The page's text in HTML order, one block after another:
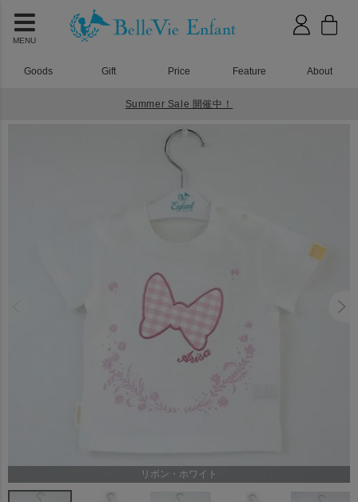
MENU
Goods Gift Price Feature About
Summer Sale 開催中！
ベルビーアンファン プリティパッチTシャツ Pink Checked
リボン・ホワイト